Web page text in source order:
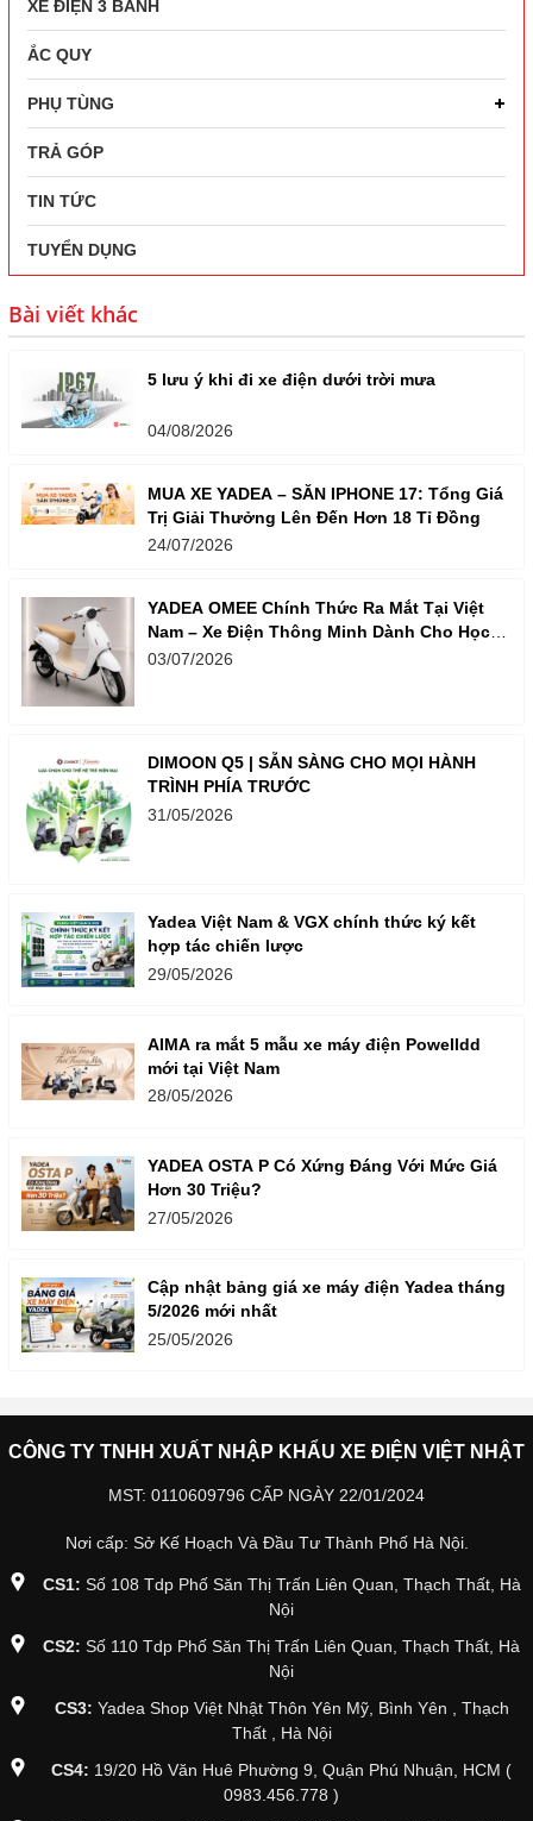
XE ĐIỆN 3 BÁNH
ẮC QUY
PHỤ TÙNG
TRẢ GÓP
TIN TỨC
TUYỂN DỤNG
Bài viết khác
5 lưu ý khi đi xe điện dưới trời mưa
04/08/2026
MUA XE YADEA – SĂN IPHONE 17: Tổng Giá
Trị Giải Thưởng Lên Đến Hơn 18 Tỉ Đồng
24/07/2026
YADEA OMEE Chính Thức Ra Mắt Tại Việt
Nam – Xe Điện Thông Minh Dành Cho Học
Sinh
03/07/2026
DIMOON Q5 | SẴN SÀNG CHO MỌI HÀNH
TRÌNH PHÍA TRƯỚC
31/05/2026
Yadea Việt Nam & VGX chính thức ký kết
hợp tác chiến lược
29/05/2026
AIMA ra mắt 5 mẫu xe máy điện Powelldd
mới tại Việt Nam
28/05/2026
YADEA OSTA P Có Xứng Đáng Với Mức Giá
Hơn 30 Triệu?
27/05/2026
Cập nhật bảng giá xe máy điện Yadea tháng
5/2026 mới nhất
25/05/2026
CÔNG TY TNHH XUẤT NHẬP KHẨU XE ĐIỆN VIỆT NHẬT
MST: 0110609796 CẤP NGÀY 22/01/2024
Nơi cấp: Sở Kế Hoạch Và Đầu Tư Thành Phố Hà Nội.
CS1: Số 108 Tdp Phố Săn Thị Trấn Liên Quan, Thạch Thất, Hà
Nội
CS2: Số 110 Tdp Phố Săn Thị Trấn Liên Quan, Thạch Thất, Hà
Nội
CS3: Yadea Shop Việt Nhật Thôn Yên Mỹ, Bình Yên , Thạch
Thất , Hà Nội
CS4: 19/20 Hồ Văn Huê Phường 9, Quận Phú Nhuận, HCM (
0983.456.778 )